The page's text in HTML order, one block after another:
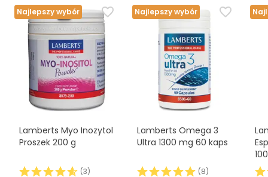
Najlepszy wybór
Lamberts Myo Inozytol
Proszek 200 g
(3)
Najlepszy wybór
Lamberts Omega 3
Ultra 1300 mg 60 kaps
(8)